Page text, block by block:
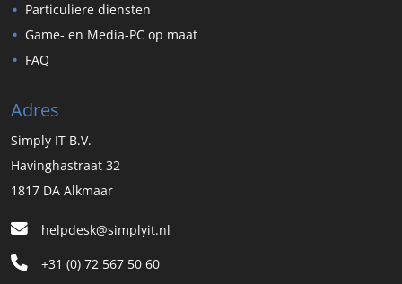
Particuliere diensten
Game- en Media-PC op maat
FAQ
Adres
Simply IT B.V.
Havinghastraat 32
1817 DA Alkmaar
helpdesk@simplyit.nl
+31 (0) 72 567 50 60